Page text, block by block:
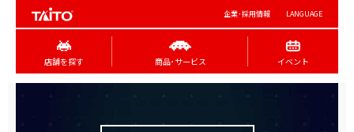
企業･採用情報 LANGUAGE
店舗を探す 商品･サービス イベント